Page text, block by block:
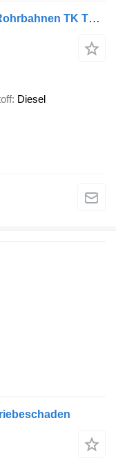
Volvo FL280 16t E6 LBW Bi-Temp Rohrbahnen TK T1200R
Diesel